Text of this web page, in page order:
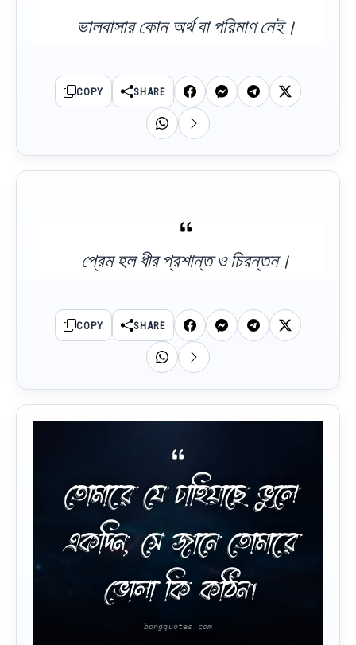
ভালবাসার কোন অর্থ বা পরিমাণ নেই।
COPY SHARE
প্রেম হল ধীর প্রশান্ত ও চিরন্তন।
COPY SHARE
তোমারে যে চাহিয়াছে ভুলে
একদিন, সে জানে তোমারে
ভোলা কি কঠিন।